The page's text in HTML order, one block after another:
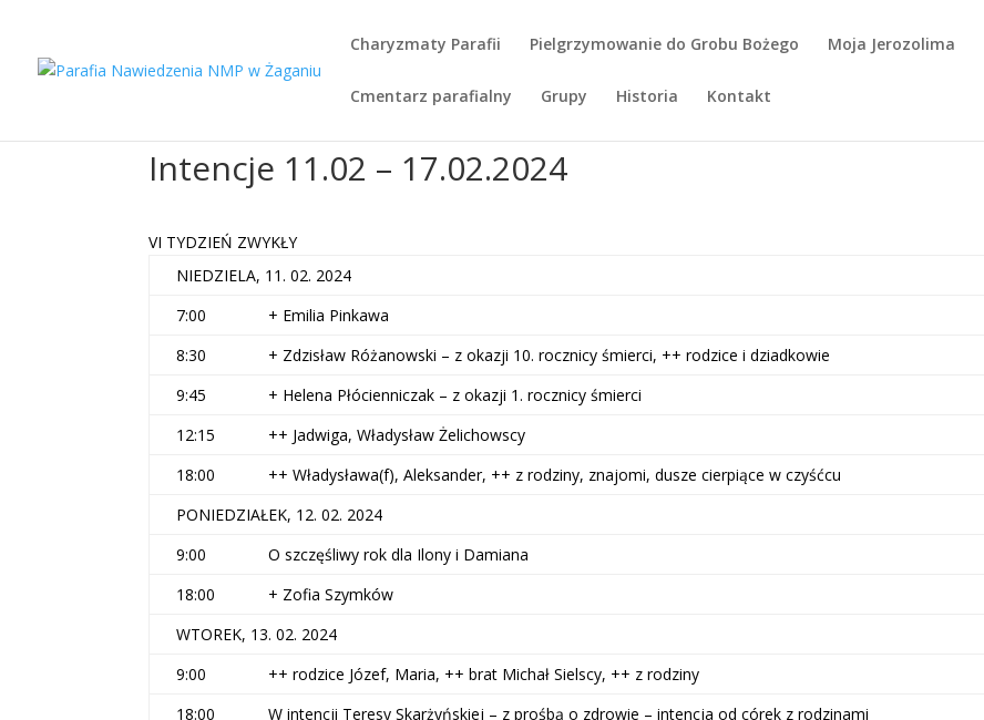
Charyzmaty Parafii Pielgrzymowanie do Grobu Bożego Moja Jerozolima
Cmentarz parafialny Grupy Historia Kontakt
Intencje 11.02 – 17.02.2024
VI TYDZIEŃ ZWYKŁY
NIEDZIELA, 11. 02. 2024
7:00
+ Emilia Pinkawa
8:30
+ Zdzisław Różanowski – z okazji 10. rocznicy śmierci, ++ rodzice i dziadkowie
9:45
+ Helena Płócienniczak – z okazji 1. rocznicy śmierci
12:15
++ Jadwiga, Władysław Żelichowscy
18:00
++ Władysława(f), Aleksander, ++ z rodziny, znajomi, dusze cierpiące w czyśćcu
PONIEDZIAŁEK, 12. 02. 2024
9:00
O szczęśliwy rok dla Ilony i Damiana
18:00
+ Zofia Szymków
WTOREK, 13. 02. 2024
9:00
++ rodzice Józef, Maria, ++ brat Michał Sielscy, ++ z rodziny
18:00
W intencji Teresy Skarżyńskiej – z prośbą o zdrowie – intencja od córek z rodzinami